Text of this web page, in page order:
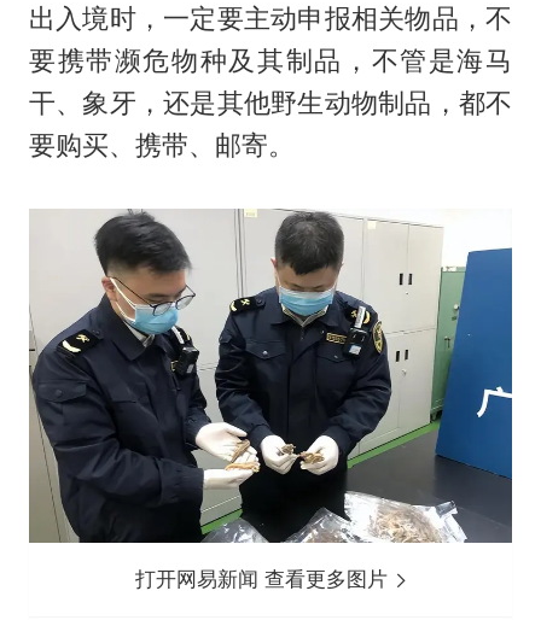
出入境时，一定要主动申报相关物品，不
要携带濒危物种及其制品，不管是海马
干、象牙，还是其他野生动物制品，都不
要购买、携带、邮寄。
打开网易新闻 查看更多图片